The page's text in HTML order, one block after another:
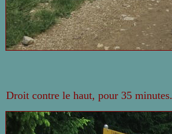
Droit contre le haut, pour 35 minutes.